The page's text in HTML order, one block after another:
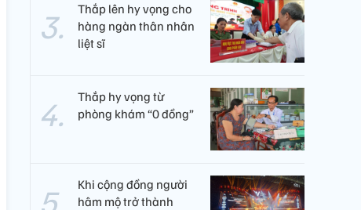
Thắp lên hy vọng cho
hàng ngàn thân nhân
liệt sĩ
Thắp hy vọng từ
phòng khám “0 đồng”
Khi cộng đồng người
hâm mộ trở thành